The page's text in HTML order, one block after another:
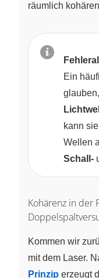
räumlich
Ein
kann
Wellen
Schall-
Kohärenz in der
Kommen wir
mit dem Laser.
Prinzip erzeugt